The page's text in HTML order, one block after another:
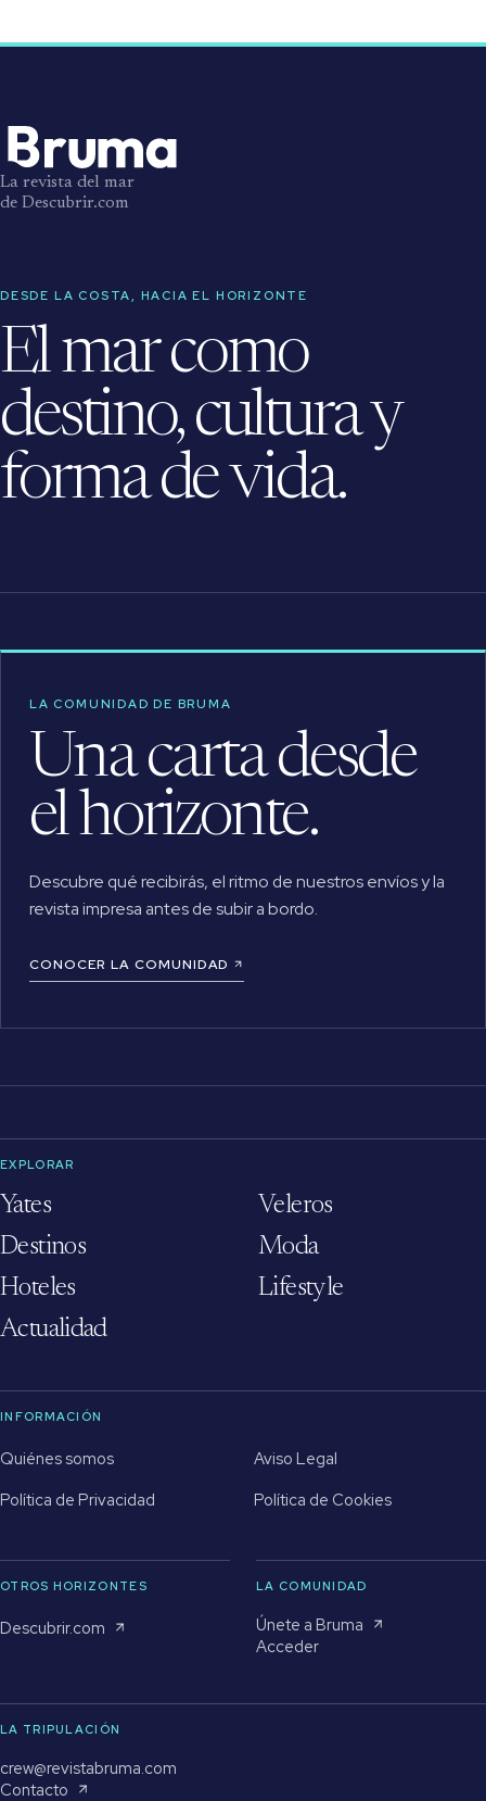
La revista del mar
de Descubrir.com
DESDE LA COSTA, HACIA EL HORIZONTE
El mar como
destino, cultura y
forma de vida.
LA COMUNIDAD DE BRUMA
Una carta desde
el horizonte.
Descubre qué recibirás, el ritmo de nuestros envíos y la
revista impresa antes de subir a bordo.
CONOCER LA COMUNIDAD
EXPLORAR
Yates
Veleros
Destinos
Moda
Hoteles
Lifestyle
Actualidad
INFORMACIÓN
Quiénes somos
Aviso Legal
Política de Privacidad
Política de Cookies
OTROS HORIZONTES
Descubrir.com
LA COMUNIDAD
Únete a Bruma
Acceder
LA TRIPULACIÓN
crew@revistabruma.com
Contacto